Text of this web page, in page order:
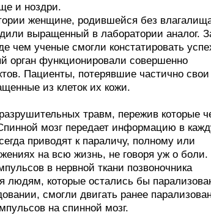
и ноздри.
женщине, родившейся без
выращенный в лаборатории аналог.
чем ученые смогли констатировать
орган функционировали совершенно
Пациенты, потерявшие частично
из клеток их кожи.
травм, пережив которые
мозг передает информацию в
приводят к параличу, полному или
на всю жизнь, не говоря уж о боли.
в нервной ткани позвоночника
людям, которые остались бы
смогли двигать ранее
на спинной мозг.